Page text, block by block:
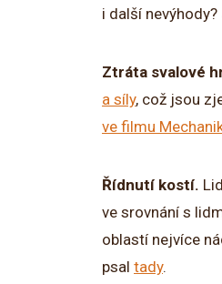
i další nevýhody?
Ztráta svalové
a síly, což jsou
ve filmu
Řídnutí kostí.
ve srovnání s
oblastí nejvíce
psal tady.